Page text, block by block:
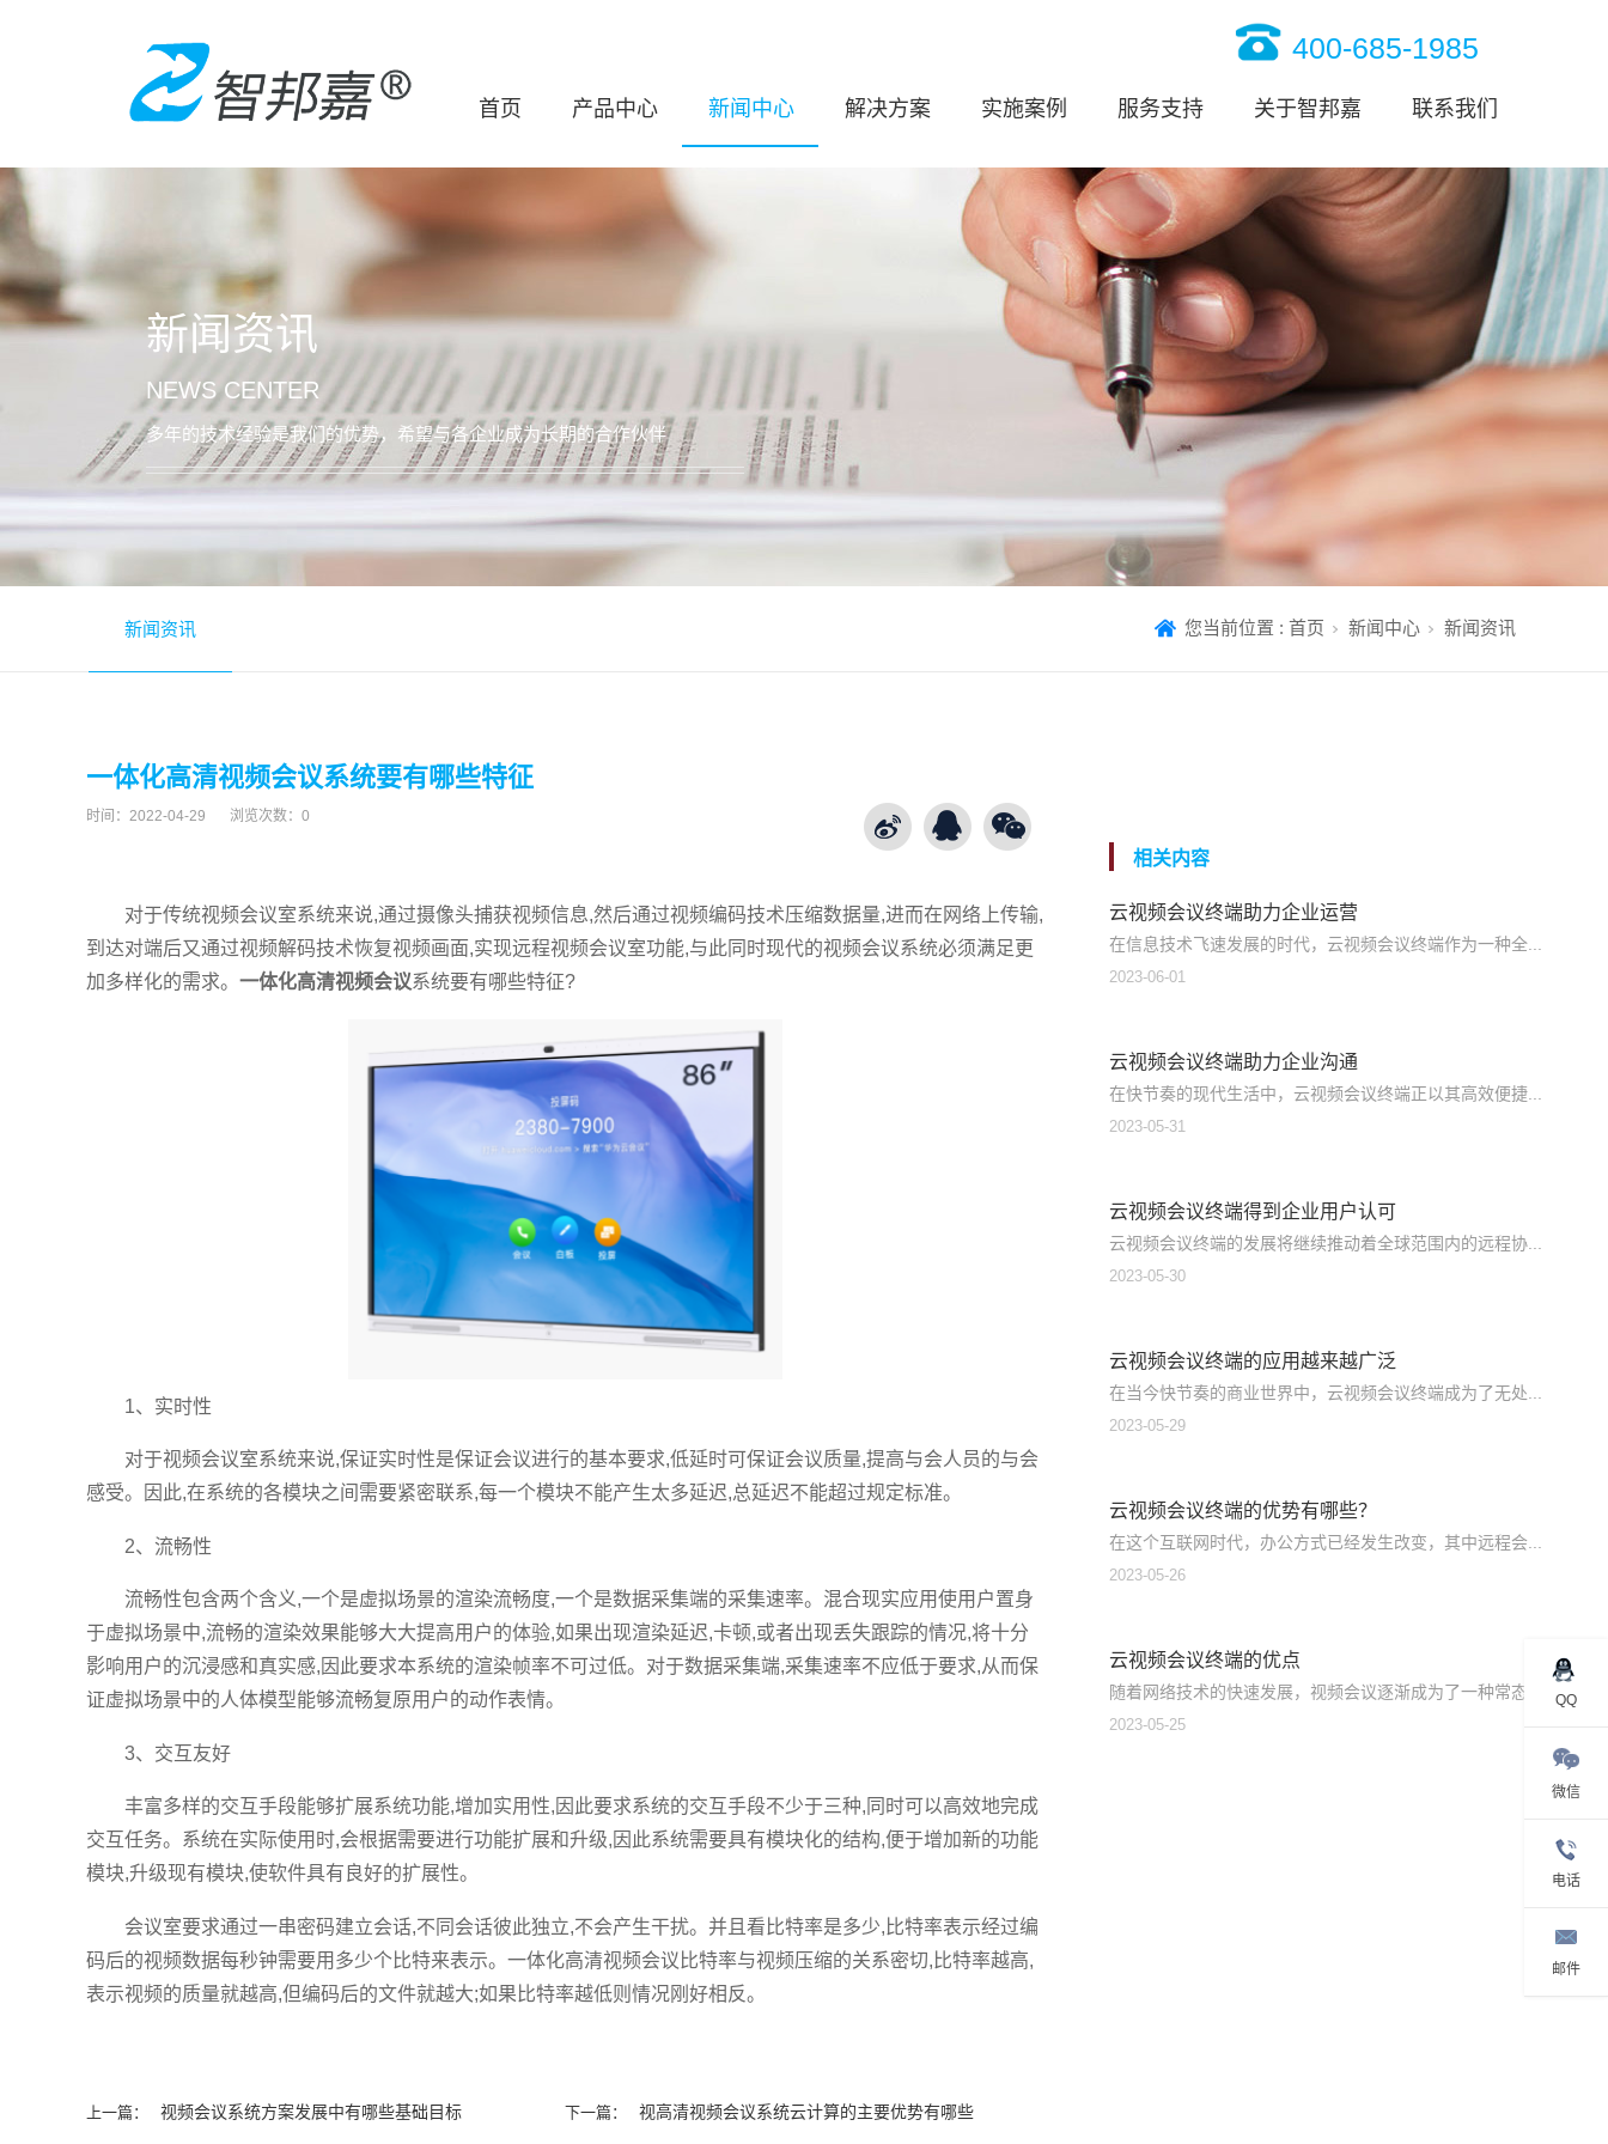
400-685-1985
首页 产品中心 新闻中心 解决方案 实施案例 服务支持 关于智邦嘉 联系我们
新闻资讯
NEWS CENTER
多年的技术经验是我们的优势，希望与各企业成为长期的合作伙伴
新闻资讯 您当前位置 : 首页 新闻中心 新闻资讯
一体化高清视频会议系统要有哪些特征
时间： 2022-04-29 浏览次数： 0
对于传统视频会议室系统来说,通过摄像头捕获视频信息,然后通过视频编码技术压缩数据量,进而在网络上传输,
到达对端后又通过视频解码技术恢复视频画面,实现远程视频会议室功能,与此同时现代的视频会议系统必须满足更
加多样化的需求。 一体化高清视频会议系统要有哪些特征?
1、实时性
对于视频会议室系统来说,保证实时性是保证会议进行的基本要求,低延时可保证会议质量,提高与会人员的与会
感受。因此,在系统的各模块之间需要紧密联系,每一个模块不能产生太多延迟,总延迟不能超过规定标准。
2、流畅性
流畅性包含两个含义,一个是虚拟场景的渲染流畅度,一个是数据采集端的采集速率。混合现实应用使用户置身
于虚拟场景中,流畅的渲染效果能够大大提高用户的体验,如果出现渲染延迟,卡顿,或者出现丢失跟踪的情况,将十分
影响用户的沉浸感和真实感,因此要求本系统的渲染帧率不可过低。对于数据采集端,采集速率不应低于要求,从而保
证虚拟场景中的人体模型能够流畅复原用户的动作表情。
3、交互友好
丰富多样的交互手段能够扩展系统功能,增加实用性,因此要求系统的交互手段不少于三种,同时可以高效地完成
交互任务。系统在实际使用时,会根据需要进行功能扩展和升级,因此系统需要具有模块化的结构,便于增加新的功能
模块,升级现有模块,使软件具有良好的扩展性。
会议室要求通过一串密码建立会话,不同会话彼此独立,不会产生干扰。并且看比特率是多少,比特率表示经过编
码后的视频数据每秒钟需要用多少个比特来表示。一体化高清视频会议比特率与视频压缩的关系密切,比特率越高,
表示视频的质量就越高,但编码后的文件就越大;如果比特率越低则情况刚好相反。
上一篇： 视频会议系统方案发展中有哪些基础目标 下一篇： 视高清视频会议系统云计算的主要优势有哪些
相关内容
云视频会议终端助力企业运营
在信息技术飞速发展的时代，云视频会议终端作为一种全...
2023-06-01
云视频会议终端助力企业沟通
在快节奏的现代生活中，云视频会议终端正以其高效便捷...
2023-05-31
云视频会议终端得到企业用户认可
云视频会议终端的发展将继续推动着全球范围内的远程协...
2023-05-30
云视频会议终端的应用越来越广泛
在当今快节奏的商业世界中，云视频会议终端成为了无处...
2023-05-29
云视频会议终端的优势有哪些？
在这个互联网时代，办公方式已经发生改变，其中远程会...
2023-05-26
云视频会议终端的优点
随着网络技术的快速发展，视频会议逐渐成为了一种常态...
2023-05-25
QQ
微信
电话
邮件